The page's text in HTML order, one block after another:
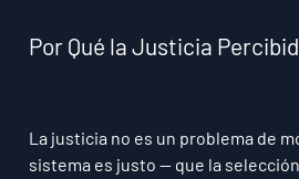
Por Qué la Justicia
La justicia no es un problema de
sistema es justo — que la